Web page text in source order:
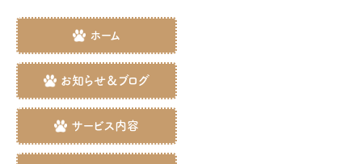
ホーム
お知らせ＆ブログ
サービス内容